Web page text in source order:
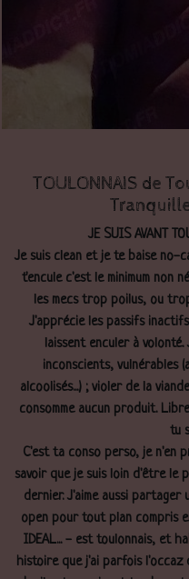
TOULONNAIS de
JE SUIS AVANT
Je suis clean et je te baise no-
t'encule c'est le minimum non
les mecs trop poilus, ou
J'apprécie les passifs
laissent enculer à
inconscients, vulnérables
alcoolisés...) ; violer de la
consomme aucun produit.
tu
C'est ta conso perso, je n'en
savoir que je suis loin d'être le
dernier. J'aime aussi partager
open pour tout plan compris
IDEAL... - est toulonnais, et
histoire que j'ai parfois l'occaz